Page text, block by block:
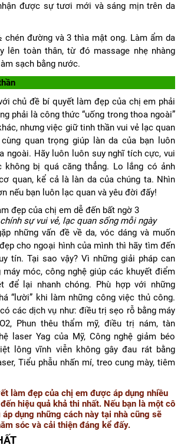
được sự tươi mới và sáng mịn trên da
đường và 3 thìa mật ong. Làm ẩm da
lên toàn thân, từ đó massage nhẹ nhàng
sạch bằng nước.
chủ đề bí quyết làm đẹp của chị em phải
phải là công thức “uống trong thoa ngoài”
nhưng việc giữ tinh thần vui vẻ lạc quan
quan trọng giúp làn da của bạn luôn
ngoài. Hãy luôn luôn suy nghĩ tích cực, vui
không bị quá căng thẳng. Lo lắng có ảnh
quan, kể cả là làn da của chúng ta. Nhìn
nếu bạn luôn lạc quan và yêu đời đấy!
sự vui vẻ, lạc quan sống mỗi ngày
những vấn đề về da, vóc dáng và muốn
cho ngoại hình của mình thì hãy tìm đến
tín. Tại sao vậy? Vì những giải pháp can
móc, công nghệ giúp các khuyết điểm
để lại nhanh chóng. Phù hợp với những
“lười” khi làm những công việc thủ công.
các dịch vụ như: điều trị sẹo rỗ bằng máy
Phun thêu thẩm mỹ, điều trị nám, tàn
laser Yag của Mỹ, Công nghệ giảm béo
lông vĩnh viễn không gây đau rát bằng
Tiểu phẫu nhấn mí, treo cung mày, tiêm
làm đẹp của chị em được áp dụng nhiều
hiệu quả khả thi nhất. Nếu bạn là một cô
dụng những cách này tại nhà cũng sẽ
sóc và cải thiện đáng kể đấy.